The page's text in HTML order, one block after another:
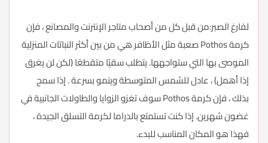
لفارغ الصبر:من قبل كل من أصحاب متاجر الإنترنت والمصانع ، فإن
كرمة Pothos صعبة مثل الأظافر هي من بين أكثر النباتات المنزلية
الموصى بها التي ستواجهها. يتطلب سقيًا متقطعًا (لكن لن يغرق
إذا أهمل) ، عادل للشمس المتوسطة وينمو بسرعة . إذا سمح
بذلك ، فإن كرمة Pothos سوف تغزو الزوايا والطاولات الجانبية في
غضون شهرين. إذا كنت تستمتع بالدراما لكرمة التسلق الجيدة ،
فهذا هو المكان المناسب للبدء.